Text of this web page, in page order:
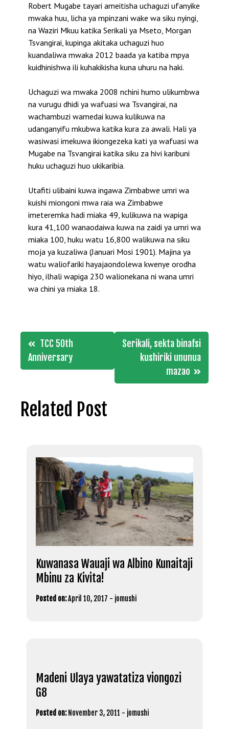
Robert Mugabe tayari ameitisha uchaguzi ufanyike
mwaka huu, licha ya mpinzani wake wa siku nyingi,
na Waziri Mkuu katika Serikali ya Mseto, Morgan
Tsvangirai, kupinga akitaka uchaguzi huo
kuandaliwa mwaka 2012 baada ya katiba mpya
kuidhinishwa ili kuhakikisha kuna uhuru na haki.
Uchaguzi wa mwaka 2008 nchini humo ulikumbwa
na vurugu dhidi ya wafuasi wa Tsvangirai, na
wachambuzi wamedai kuwa kulikuwa na
udanganyifu mkubwa katika kura za awali. Hali ya
wasiwasi imekuwa ikiongezeka kati ya wafuasi wa
Mugabe na Tsvangirai katika siku za hivi karibuni
huku uchaguzi huo ukikaribia.
Utafiti ulibaini kuwa ingawa Zimbabwe umri wa
kuishi miongoni mwa raia wa Zimbabwe
imeteremka hadi miaka 49, kulikuwa na wapiga
kura 41,100 wanaodaiwa kuwa na zaidi ya umri wa
miaka 100, huku watu 16,800 walikuwa na siku
moja ya kuzaliwa (Januari Mosi 1901). Majina ya
watu waliofariki hayajaondolewa kwenye orodha
hiyo, ilhali wapiga 230 walionekana ni wana umri
wa chini ya miaka 18.
Post
navigation
TCC 50th
Anniversary
Serikali, sekta binafsi
kushiriki ununua
mazao
Related Post
Kuwanasa Wauaji wa Albino Kunaitaji
Mbinu za Kivita!
Posted on:April 10, 2017 - jomushi
Madeni Ulaya yawatatiza viongozi
G8
Posted on: November 3, 2011 - jomushi